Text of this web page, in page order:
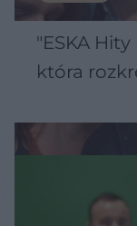
"ESKA
która